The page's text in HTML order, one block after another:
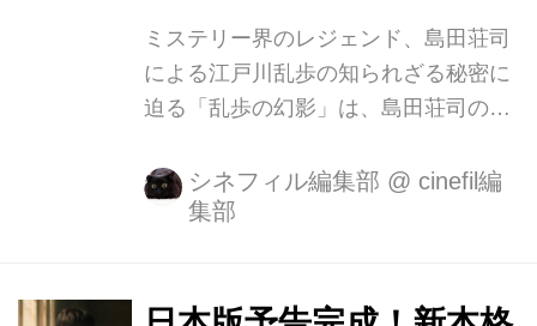
子...
ミステリー界のレジェンド、島田荘司
による江戸川乱歩の知られざる秘密に
迫る「乱歩の幻影」は、島田荘司のリ
です。 脚本は島田荘司、監督は「明日
を綴る写真館」「２０歳のソウル」の
かれた主人公、弓子を演じます。 プロ
シネフィル編集部 @ cinefil編
集部